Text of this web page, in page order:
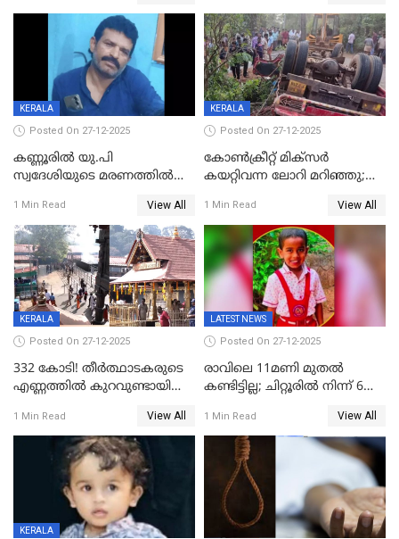
പത്തുപേരെ പുറത്താക്കി,
ചൊവ്വന്നൂരിലും നടപടി
KERALA
Posted On 27-12-2025
കണ്ണൂരിൽ യു.പി
സ്വദേശിയുടെ മരണത്തിൽ
കേസ്; തർക്കമുണ്ടായത്
ഫേഷ്യലിന് 300 രൂപ
ആവശ്യപ്പെട്ടതിനെച്ചൊല്ലി
1 Min Read View All
KERALA
Posted On 27-12-2025
കോണ്‍ക്രീറ്റ് മിക്‌സര്‍
കയറ്റിവന്ന ലോറി മറിഞ്ഞു;
അപകടം കണ്ണൂരിൽ
1 Min Read View All
KERALA
Posted On 27-12-2025
332 കോടി! തീർത്ഥാടകരുടെ
എണ്ണത്തിൽ കുറവുണ്ടായിട്ടും
കുതിച്ചുയരുന്നു
1 Min Read View All
LATEST NEWS
Posted On 27-12-2025
രാവിലെ 11മണി മുതൽ
കണ്ടിട്ടില്ല; ചിറ്റൂരിൽ നിന്ന് 6
1 Min Read View All
KERALA